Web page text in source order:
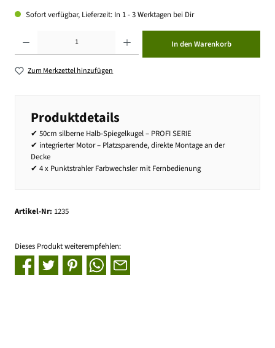
Sofort verfügbar, Lieferzeit: In 1 - 3 Werktagen bei Dir
In den Warenkorb
Zum Merkzettel hinzufügen
Produktdetails
✔ 50cm silberne Halb-Spiegelkugel – PROFI SERIE
✔ integrierter Motor – Platzsparende, direkte Montage an der
Decke
✔ 4 x Punktstrahler Farbwechsler mit Fernbedienung
Artikel-Nr: 1235
Dieses Produkt weiterempfehlen: